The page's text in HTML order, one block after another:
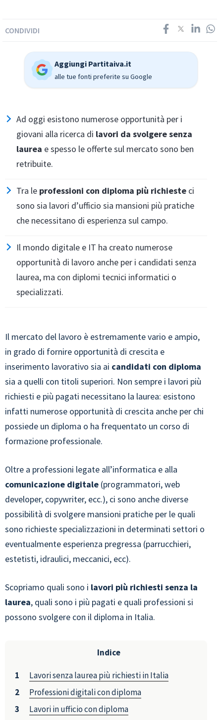
CONDIVIDI
Aggiungi Partitaiva.it
alle tue fonti preferite su Google
Ad oggi esistono numerose opportunità per i
giovani alla ricerca di lavori da svolgere senza
laurea e spesso le offerte sul mercato sono ben
retribuite.
Tra le professioni con diploma più richieste ci
sono sia lavori d’ufficio sia mansioni più pratiche
che necessitano di esperienza sul campo.
Il mondo digitale e IT ha creato numerose
opportunità di lavoro anche per i candidati senza
laurea, ma con diplomi tecnici informatici o
specializzati.
Il mercato del lavoro è estremamente vario e ampio,
in grado di fornire opportunità di crescita e
inserimento lavorativo sia ai candidati con diploma
sia a quelli con titoli superiori. Non sempre i lavori più
richiesti e più pagati necessitano la laurea: esistono
infatti numerose opportunità di crescita anche per chi
possiede un diploma o ha frequentato un corso di
formazione professionale.
Oltre a professioni legate all’informatica e alla
comunicazione digitale (programmatori, web
developer, copywriter, ecc.), ci sono anche diverse
possibilità di svolgere mansioni pratiche per le quali
sono richieste specializzazioni in determinati settori o
eventualmente esperienza pregressa (parrucchieri,
estetisti, idraulici, meccanici, ecc).
Scopriamo quali sono i lavori più richiesti senza la
laurea, quali sono i più pagati e quali professioni si
possono svolgere con il diploma in Italia.
Indice
Lavori senza laurea più richiesti in Italia
Professioni digitali con diploma
Lavori in ufficio con diploma